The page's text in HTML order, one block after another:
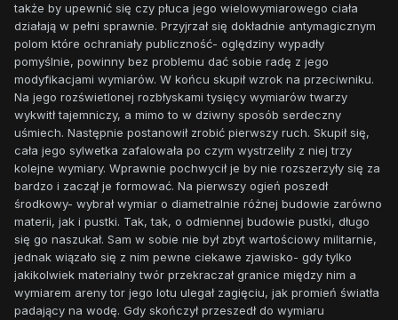
także by upewnić się czy płuca jego wielowymiarowego ciała
działają w pełni sprawnie. Przyjrzał się dokładnie antymagicznym
polom które ochraniały publiczność- oględziny wypadły
pomyślnie, powinny bez problemu dać sobie radę z jego
modyfikacjami wymiarów. W końcu skupił wzrok na przeciwniku.
Na jego rozświetlonej rozbłyskami tysięcy wymiarów twarzy
wykwitł tajemniczy, a mimo to w dziwny sposób serdeczny
uśmiech. Następnie postanowił zrobić pierwszy ruch. Skupił się,
cała jego sylwetka zafalowała po czym wystrzeliły z niej trzy
kolejne wymiary. Wprawnie pochwycił je by nie rozszerzyły się za
bardzo i zaczął je formować. Na pierwszy ogień poszedł
środkowy- wybrał wymiar o diametralnie różnej budowie zarówno
materii, jak i pustki. Tak, tak, o odmiennej budowie pustki, długo
się go naszukał. Sam w sobie nie był zbyt wartościowy militarnie,
jednak wiązało się z nim pewne ciekawe zjawisko- gdy tylko
jakikolwiek materialny twór przekraczał granice między nim a
wymiarem areny tor jego lotu ulegał zagięciu, jak promień światła
padający na wodę. Gdy skończył przeszedł do wymiaru